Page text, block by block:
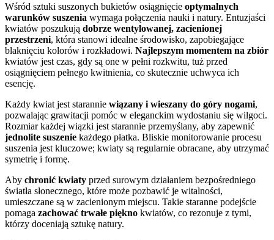
Wśród sztuki suszonych bukietów osiągnięcie optymalnych
warunków suszenia wymaga połączenia nauki i natury. Entuzjaści
kwiatów poszukują dobrze wentylowanej, zacienionej
przestrzeni, która stanowi idealne środowisko, zapobiegające
blaknięciu kolorów i rozkładowi. Najlepszym momentem na zbiór
kwiatów jest czas, gdy są one w pełni rozkwitu, tuż przed
osiągnięciem pełnego kwitnienia, co skutecznie uchwyca ich
esencję.
Każdy kwiat jest starannie wiązany i wieszany do góry nogami,
pozwalając grawitacji pomóc w eleganckim wydostaniu się wilgoci.
Rozmiar każdej wiązki jest starannie przemyślany, aby zapewnić
jednolite suszenie każdego płatka. Bliskie monitorowanie procesu
suszenia jest kluczowe; kwiaty są regularnie obracane, aby utrzymać
symetrię i formę.
Aby chronić kwiaty przed surowym działaniem bezpośredniego
światła słonecznego, które może pozbawić je witalności,
umieszczane są w zacienionym miejscu. Takie staranne podejście
pomaga zachować trwałe piękno kwiatów, co rezonuje z tymi,
którzy doceniają sztukę natury.